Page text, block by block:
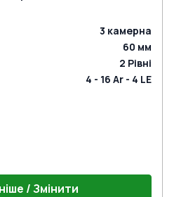
3 камерна
60 мм
2 Рівні
4 - 16 Ar - 4 LE
/ Змінити